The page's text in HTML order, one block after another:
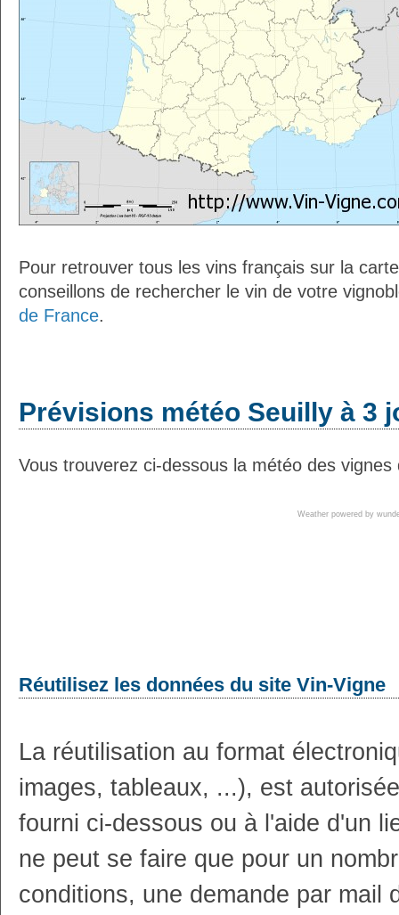
Pour retrouver tous les vins français sur la
conseillons de rechercher le vin de votre
de France.
Prévisions météo Seuilly à 3
Vous trouverez ci-dessous la météo des vignes
Weather powered by
Réutilisez les données du site Vin-Vigne
La réutilisation au format
images, tableaux, ...), est
fourni ci-dessous ou à l'aide d'un
ne peut se faire que pour un
conditions, une demande par mail